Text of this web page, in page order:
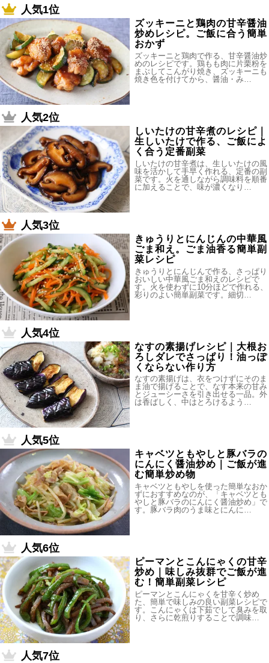
人気1位
ズッキーニと鶏肉の甘辛醤油
炒めレシピ。ご飯に合う簡単
おかず
ズッキーニと鶏肉で作る、甘辛醤油炒
めのレシピです。鶏もも肉に片栗粉を
まぶしてこんがり焼き、ズッキーニも
焼き色を付けてから、醤油・み…
人気2位
しいたけの甘辛煮のレシピ｜
生しいたけで作る、ご飯によ
く合う定番副菜
しいたけの甘辛煮は、生しいたけの風
味を活かして手早く作れる、定番の副
菜です。火を通しながら調味料を順番
に加えることで、味が濃くなり…
人気3位
きゅうりとにんじんの中華風
ごま和え。ごま油香る簡単副
菜レシピ
きゅうりとにんじんで作る、さっぱり
おいしい中華風ごま和えのレシピで
す。火を使わずに10分ほどで作れる、
彩りのよい簡単副菜です。細切…
人気4位
なすの素揚げレシピ｜大根お
ろしダレでさっぱり！油っぽ
くならない作り方
なすの素揚げは、衣をつけずにそのま
ま油で揚げることで、なす本来の甘み
とジューシーさを引き出せる一品。外
は香ばしく、中はとろけるよう…
人気5位
キャベツともやしと豚バラの
にんにく醤油炒め｜ご飯が進
む簡単炒め物
キャベツともやしを使った簡単なおか
ずにおすすめなのが、「キャベツとも
やしと豚バラのにんにく醤油炒め」で
す。豚バラ肉のうま味とにんに…
人気6位
ピーマンとこんにゃくの甘辛
炒め｜味しみ抜群でご飯が進
む！簡単副菜レシピ
ピーマンとこんにゃくを甘辛く炒め
た、簡単で味しみの良い副菜レシピで
す。こんにゃくは下茹でして臭みを取
り、さらに乾煎りすることで調味…
人気7位